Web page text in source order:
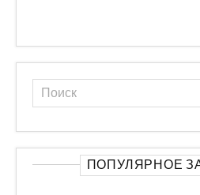
ПОПУЛЯРНОЕ